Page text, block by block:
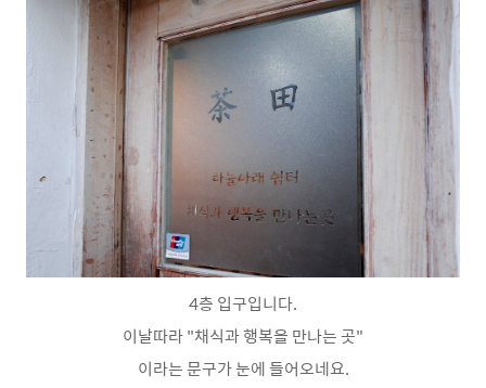
4층 입구입니다.
이날따라 "채식과 행복을 만나는 곳"
이라는 문구가 눈에 들어오네요.